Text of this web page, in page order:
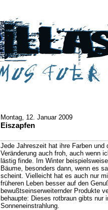
Montag, 12. Januar 2009
Eiszapfen
Jede Jahreszeit hat ihre Farben und
Veränderung auch froh, auch wenn
lästig finde. Im Winter
Bäume, besonders dann, wenn es
scheint. Vielleicht hat es auch nur
früheren Leben besser auf den
bewußtseinserweiternder Produkte
behaupte: Dieses rotbraun gibts nur
Sonneneinstrahlung.